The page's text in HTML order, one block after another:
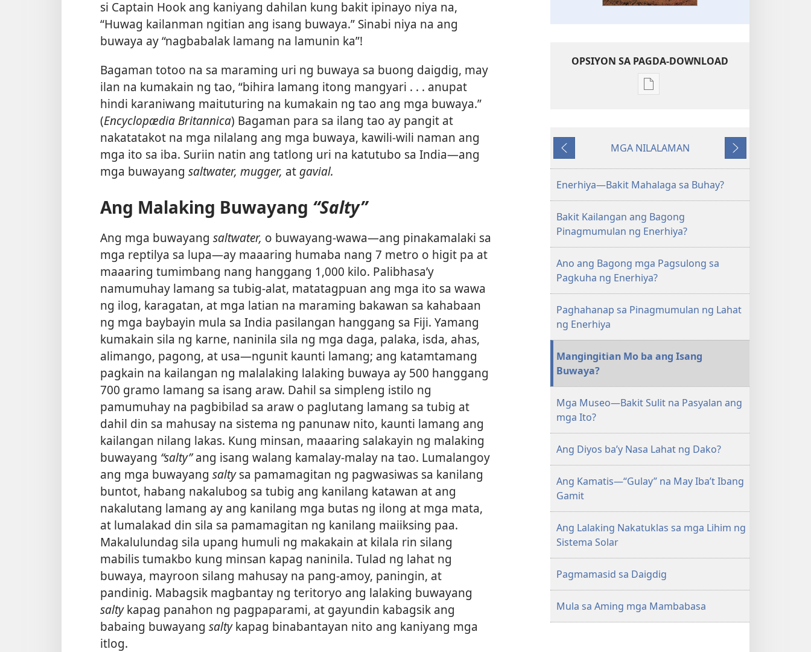
si Captain Hook ang kaniyang dahilan kung bakit ipinayo niya na,
“Huwag kailanman ngitian ang isang buwaya.” Sinabi niya na ang
buwaya ay “nagbabalak lamang na lamunin ka”!
Bagaman totoo na sa maraming uri ng buwaya sa buong daigdig, may
ilan na kumakain ng tao, “bihira lamang itong mangyari . . . anupat
hindi karaniwang maituturing na kumakain ng tao ang mga buwaya.”
(Encyclopædia Britannica) Bagaman para sa ilang tao ay pangit at
nakatatakot na mga nilalang ang mga buwaya, kawili-wili naman ang
mga ito sa iba. Suriin natin ang tatlong uri na katutubo sa India​—ang
mga buwayang saltwater, mugger, at gavial.
Ang Malaking Buwayang “Salty”
Ang mga buwayang saltwater, o buwayang-wawa​—ang pinakamalaki sa
mga reptilya sa lupa​—ay maaaring humaba nang 7 metro o higit pa at
maaaring tumimbang nang hanggang 1,000 kilo. Palibhasa’y
namumuhay lamang sa tubig-alat, matatagpuan ang mga ito sa wawa
ng ilog, karagatan, at mga latian na maraming bakawan sa kahabaan
ng mga baybayin mula sa India pasilangan hanggang sa Fiji. Yamang
kumakain sila ng karne, naninila sila ng mga daga, palaka, isda, ahas,
alimango, pagong, at usa​—ngunit kaunti lamang; ang katamtamang
pagkain na kailangan ng malalaking lalaking buwaya ay 500 hanggang
700 gramo lamang sa isang araw. Dahil sa simpleng istilo ng
pamumuhay na pagbibilad sa araw o paglutang lamang sa tubig at
dahil din sa mahusay na sistema ng panunaw nito, kaunti lamang ang
kailangan nilang lakas. Kung minsan, maaaring salakayin ng malaking
buwayang “salty”ang isang walang kamalay-malay na tao. Lumalangoy
ang mga buwayang saltysa pamamagitan ng pagwasiwas sa kanilang
buntot, habang nakalubog sa tubig ang kanilang katawan at ang
nakalutang lamang ay ang kanilang mga butas ng ilong at mga mata,
at lumalakad din sila sa pamamagitan ng kanilang maiiksing paa.
Makalulundag sila upang humuli ng makakain at kilala rin silang
mabilis tumakbo kung minsan kapag naninila. Tulad ng lahat ng
buwaya, mayroon silang mahusay na pang-amoy, paningin, at
pandinig. Mabagsik magbantay ng teritoryo ang lalaking buwayang
saltykapag panahon ng pagpaparami, at gayundin kabagsik ang
babaing buwayang saltykapag binabantayan nito ang kaniyang mga
itlog.
OPSIYON SA PAGDA-DOWNLOAD
Opsiyon
ng
MAGASIN
Marso 8,
Nauna
MGA NILALAMAN
Susunod
Enerhiya—Bakit Mahalaga sa Buhay?
Bakit Kailangan ang Bagong
Pinagmumulan ng Enerhiya?
Ano ang Bagong mga Pagsulong sa
Pagkuha ng Enerhiya?
Paghahanap sa Pinagmumulan ng Lahat
ng Enerhiya
Mangingitian Mo ba ang Isang
Buwaya?
Mga Museo—Bakit Sulit na Pasyalan ang
mga Ito?
Ang Diyos ba’y Nasa Lahat ng Dako?
Ang Kamatis—“Gulay” na May Iba’t Ibang
Gamit
Ang Lalaking Nakatuklas sa mga Lihim ng
Sistema Solar
Pagmamasid sa Daigdig
Mula sa Aming mga Mambabasa